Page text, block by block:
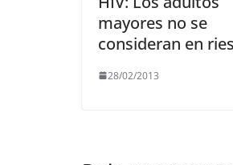
mayores no se
consideran en
28/02/2013